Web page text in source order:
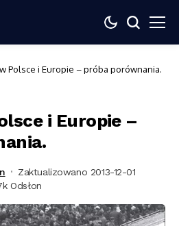
Polsce i Europie – próba porównania.
i Europie –
Zaktualizowano 2013-12-01
Odsłon